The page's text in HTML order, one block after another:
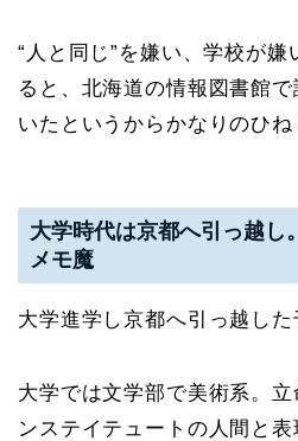
“人と同じ”を嫌い、学校が
ると、北海道の情報図書館
いたというからかなりのひね
大学時代は京都へ引っ越し
メモ魔
大学進学し京都へ引っ越した
大学では文学部で美術系。
ンステイテュートの人間と